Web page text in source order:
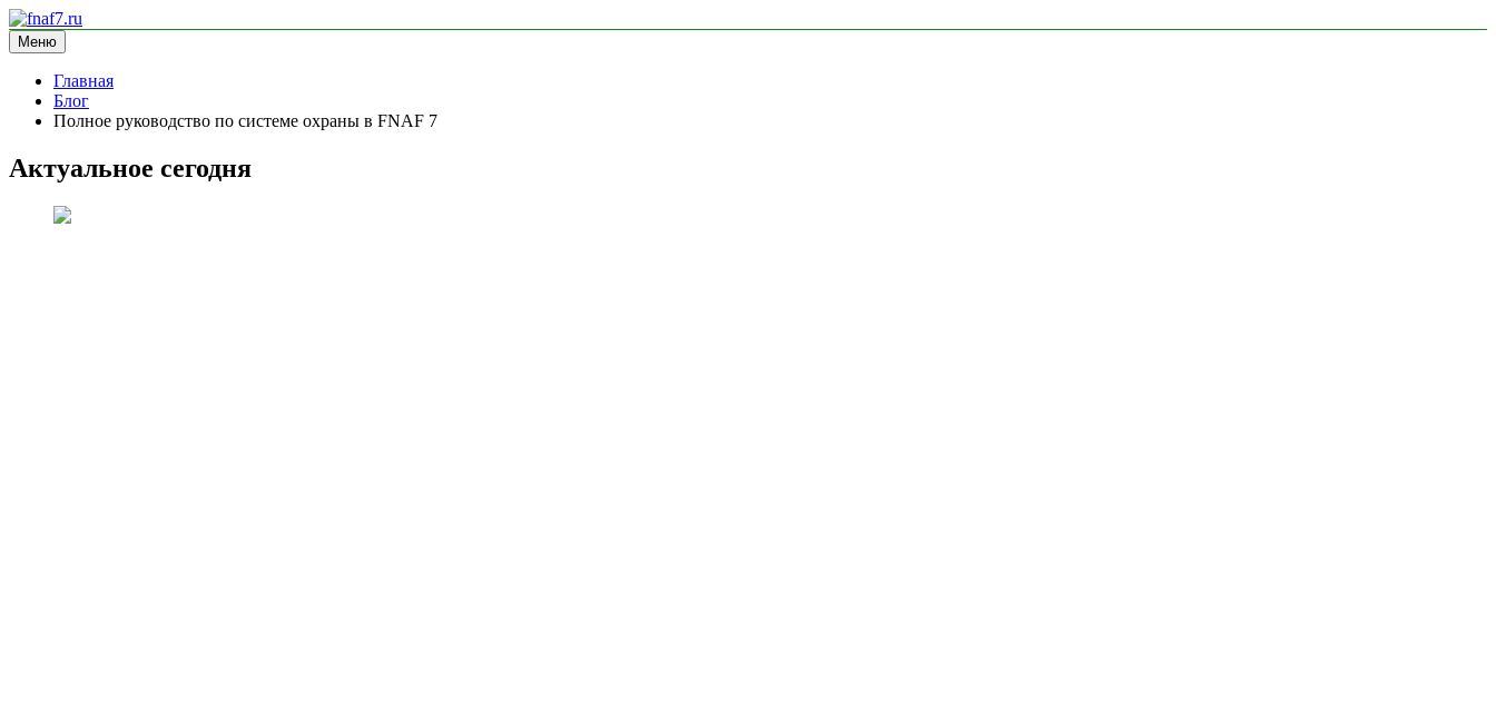
Перейти
к
содержимому
fnaf7.ru
информационный сайт
Меню
Главная
Блог
Полное руководство по системе охраны в FNAF 7
Актуальное сегодня